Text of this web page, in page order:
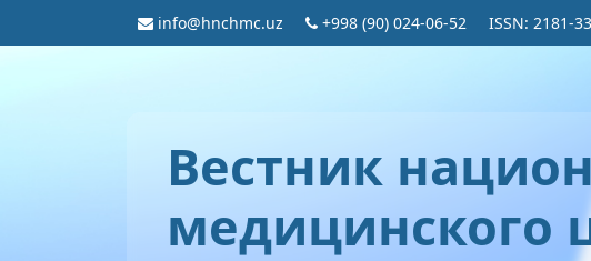
info@hnchmc.uz +998 (90) 024-06-52 ISSN: 2181-
Вестник
медицинского